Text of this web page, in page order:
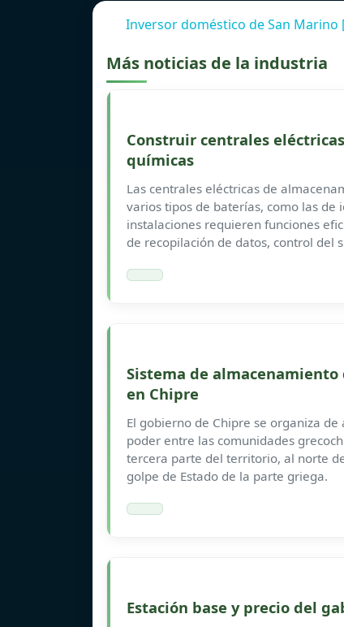
Inversor doméstico de San Marino
Más noticias de la industria
Construir centrales
químicas
Las centrales eléctricas de
varios tipos de baterías, como las de
instalaciones requieren funciones
de recopilación de datos, control del
Sistema de
en Chipre
El gobierno de Chipre se organiza
poder entre las comunidades
tercera parte del territorio, al norte
golpe de Estado de la parte griega.
Estación base y precio del